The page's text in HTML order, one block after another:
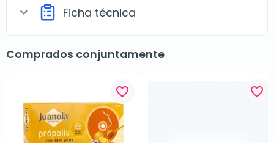
expand_more Ficha técnica
Comprados conjuntamente
favorite_border favorite_border